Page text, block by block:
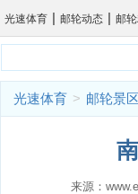
光速体育 | 邮轮动态 | 邮
光速体育 > 邮轮景区
来源：